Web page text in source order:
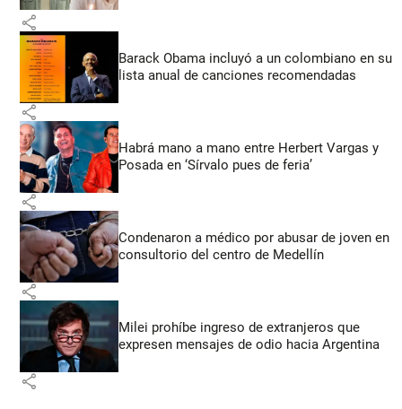
share
Barack Obama incluyó a un colombiano en su
lista anual de canciones recomendadas
share
Habrá mano a mano entre Herbert Vargas y
Posada en ‘Sírvalo pues de feria’
share
Condenaron a médico por abusar de joven en
consultorio del centro de Medellín
share
Milei prohíbe ingreso de extranjeros que
expresen mensajes de odio hacia Argentina
share